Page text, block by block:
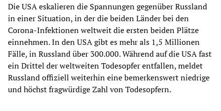
Die USA eskalieren die Spannungen gegenüber Russland
in einer Situation, in der die beiden Länder bei den
Corona-Infektionen weltweit die ersten beiden Plätze
einnehmen. In den USA gibt es mehr als 1,5 Millionen
Fälle, in Russland über 300.000. Während auf die USA fast
ein Drittel der weltweiten Todesopfer entfallen, meldet
Russland offiziell weiterhin eine bemerkenswert niedrige
und höchst fragwürdige Zahl von Todesopfern.